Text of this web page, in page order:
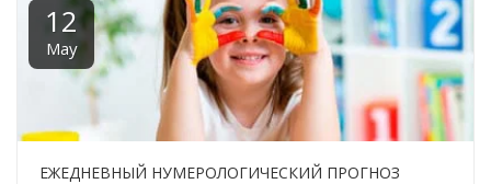
12
May
ЕЖЕДНЕВНЫЙ НУМЕРОЛОГИЧЕСКИЙ ПРОГНОЗ